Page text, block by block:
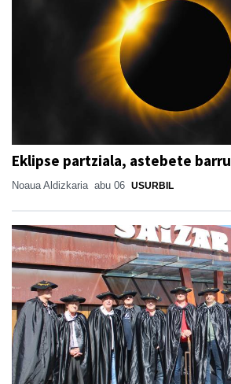
Eklipse partziala, astebete barru
Noaua Aldizkaria abu 06 USURBIL